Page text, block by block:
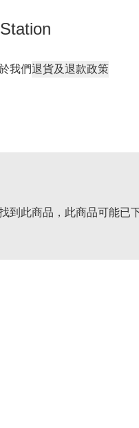
我們退貨及退款政策
到此商品，此商品可能已